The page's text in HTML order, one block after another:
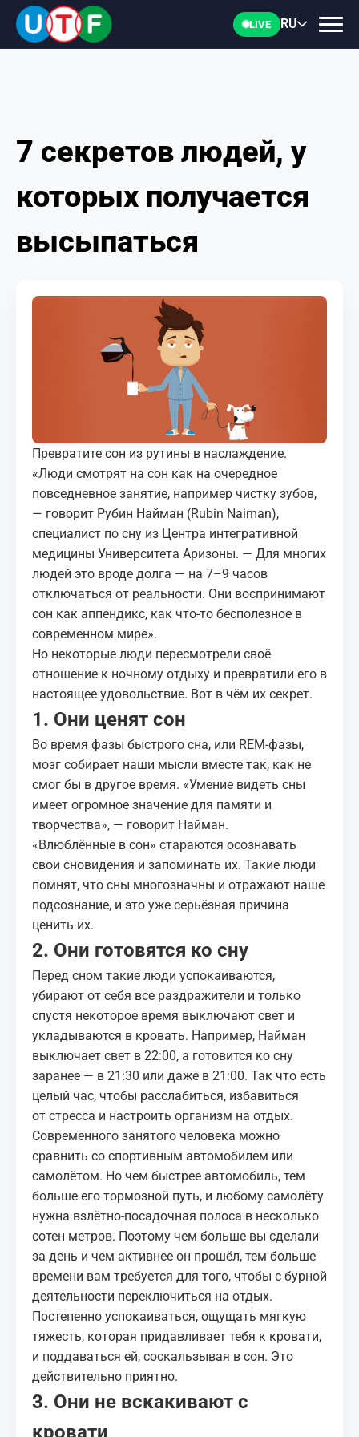
LIVE RU
ГЛАВНАЯ
ФТУ
НОВОСТИ
КОНТАКТЫ
UZ-PIN
7 секретов людей, у
которых получается
высыпаться
Превратите сон из рутины в наслаждение.
«Люди смотрят на сон как на очередное
повседневное занятие, например чистку зубов,
— говорит Рубин Найман (Rubin Naiman),
специалист по сну из Центра интегративной
медицины Университета Аризоны. — Для многих
людей это вроде долга — на 7–9 часов
отключаться от реальности. Они воспринимают
сон как аппендикс, как что-то бесполезное в
современном мире».
Но некоторые люди пересмотрели своё
отношение к ночному отдыху и превратили его в
настоящее удовольствие. Вот в чём их секрет.
1. Они ценят сон
Во время фазы быстрого сна, или REM-фазы,
мозг собирает наши мысли вместе так, как не
смог бы в другое время. «Умение видеть сны
имеет огромное значение для памяти и
творчества», — говорит Найман.
«Влюблённые в сон» стараются осознавать
свои сновидения и запоминать их. Такие люди
помнят, что сны многозначны и отражают наше
подсознание, и это уже серьёзная причина
ценить их.
2. Они готовятся ко сну
Перед сном такие люди успокаиваются,
убирают от себя все раздражители и только
спустя некоторое время выключают свет и
укладываются в кровать. Например, Найман
выключает свет в 22:00, а готовится ко сну
заранее — в 21:30 или даже в 21:00. Так что есть
целый час, чтобы расслабиться, избавиться
от стресса и настроить организм на отдых.
Современного занятого человека можно
сравнить со спортивным автомобилем или
самолётом. Но чем быстрее автомобиль, тем
больше его тормозной путь, и любому самолёту
нужна взлётно-посадочная полоса в несколько
сотен метров. Поэтому чем больше вы сделали
за день и чем активнее он прошёл, тем больше
времени вам требуется для того, чтобы с бурной
деятельности переключиться на отдых.
Постепенно успокаиваться, ощущать мягкую
тяжесть, которая придавливает тебя к кровати,
и поддаваться ей, соскальзывая в сон. Это
действительно приятно.
3. Они не вскакивают с
кровати